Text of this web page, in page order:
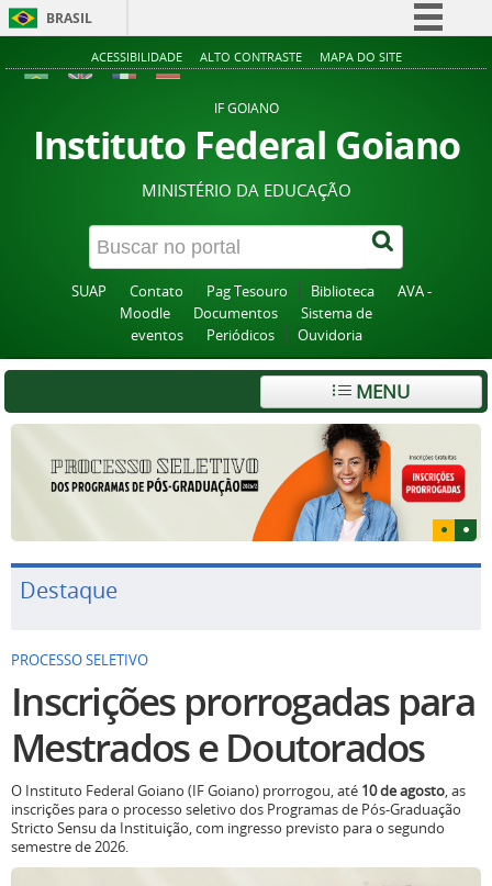
BRASIL
Simplifique!
Acesso à informação
Legislação
Canais
ACESSIBILIDADE ALTO CONTRASTE MAPA DO SITE
IF GOIANO
Instituto Federal Goiano
MINISTÉRIO DA EDUCAÇÃO
SUAP Contato Pag Tesouro Biblioteca
AVA -
Moodle
Documentos
Sistema de
eventos
Periódicos Ouvidoria
MENU
Destaque
PROCESSO SELETIVO
Inscrições prorrogadas para
Mestrados e Doutorados
O Instituto Federal Goiano (IF Goiano) prorrogou, até 10 de agosto, as
inscrições para o processo seletivo dos Programas de Pós-Graduação
Stricto Sensu da Instituição, com ingresso previsto para o segundo
semestre de 2026.